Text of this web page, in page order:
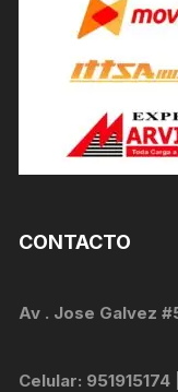
CONTACTO
Av . Jose Galvez
Celular: